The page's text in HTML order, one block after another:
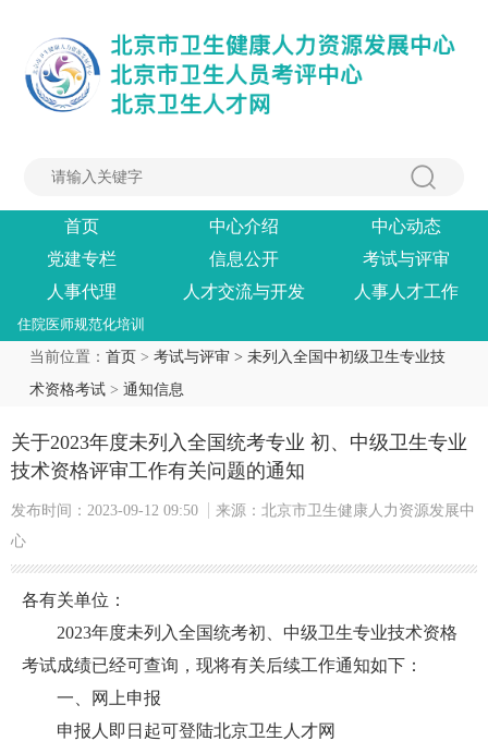
首页 中心介绍
中心动态
党建专栏
信息公开
考试与评审
人事代理
人才交流与开发 人事人才工作
住院医师规范化培训
当前位置： 首页 > 考试与评审 > 未列入全国中初级卫生专业技
术资格考试> 通知信息
关于2023年度未列入全国统考专业 初、中级卫生专业
技术资格评审工作有关问题的通知
发布时间：2023-09-12 09:50
来源：北京市卫生健康人力资源发展中
心
各有关单位：
2023年度未列入全国统考初、中级卫生专业技术资格
考试成绩已经可查询，现将有关后续工作通知如下：
一、网上申报
申报人即日起可登陆北京卫生人才网